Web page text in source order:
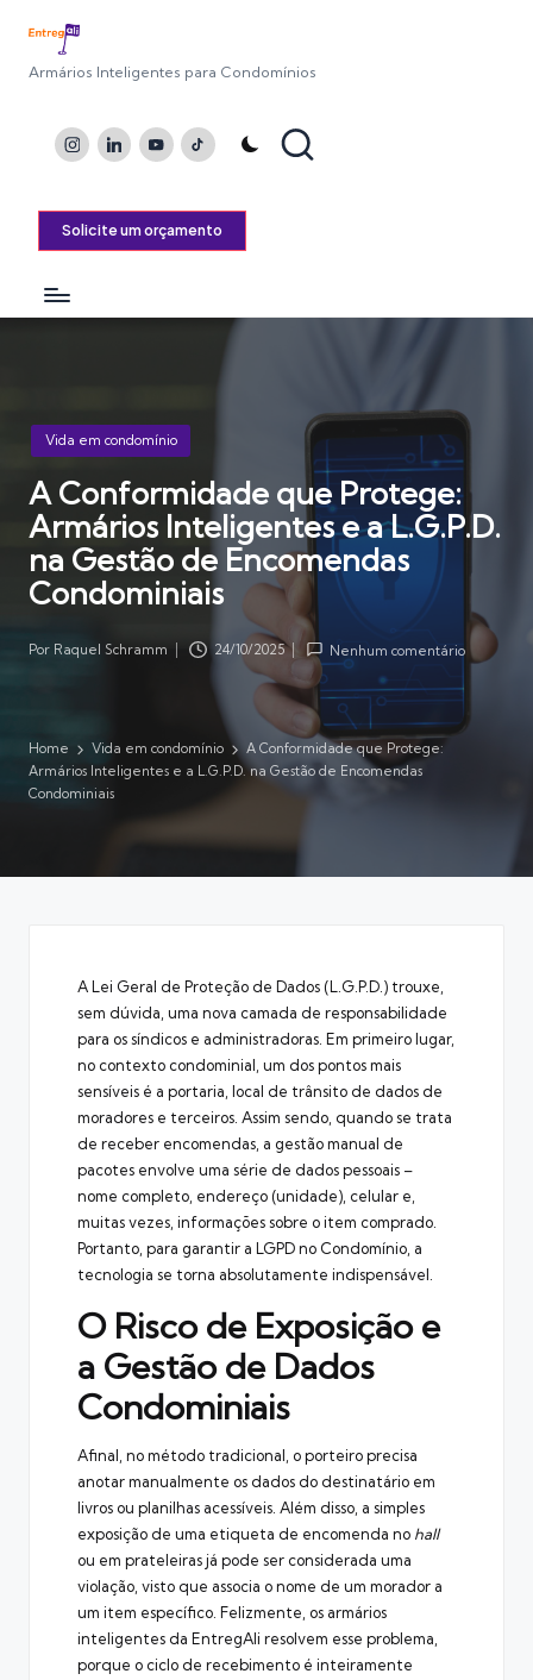
Armários Inteligentes para Condomínios
InstagramLinkedInYoutubeTikTok
Solicite um orçamento
Posted
in
Vida em condomínio
A Conformidade que Protege:
Armários Inteligentes e a L.G.P.D.
na Gestão de Encomendas
Condominiais
Posted
Por Raquel Schramm 24/10/2025 Nenhum comentário
Home Vida em condomínio
A Conformidade que Protege:
Armários Inteligentes e a L.G.P.D. na Gestão de Encomendas
Condominiais
A Lei Geral de Proteção de Dados (L.G.P.D.) trouxe,
sem dúvida, uma nova camada de responsabilidade
para os síndicos e administradoras. Em primeiro lugar,
no contexto condominial, um dos pontos mais
sensíveis é a portaria, local de trânsito de dados de
moradores e terceiros. Assim sendo, quando se trata
de receber encomendas, a gestão manual de
pacotes envolve uma série de dados pessoais –
nome completo, endereço (unidade), celular e,
muitas vezes, informações sobre o item comprado.
Portanto, para garantir a LGPD no Condomínio, a
tecnologia se torna absolutamente indispensável.
O Risco de Exposição e
a Gestão de Dados
Condominiais
Afinal, no método tradicional, o porteiro precisa
anotar manualmente os dados do destinatário em
livros ou planilhas acessíveis. Além disso, a simples
exposição de uma etiqueta de encomenda no hall
ou em prateleiras já pode ser considerada uma
violação, visto que associa o nome de um morador a
um item específico. Felizmente, os armários
inteligentes da EntregAli resolvem esse problema,
porque o ciclo de recebimento é inteiramente